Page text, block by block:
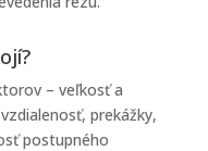
– veľkosť a
prekážky,
postupného